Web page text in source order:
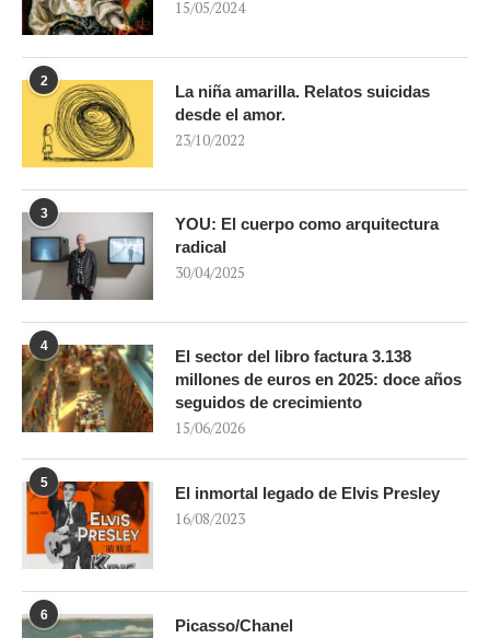
15/05/2024
2
La niña amarilla. Relatos suicidas
desde el amor.
23/10/2022
3
YOU: El cuerpo como arquitectura
radical
30/04/2025
4
El sector del libro factura 3.138
millones de euros en 2025: doce años
seguidos de crecimiento
15/06/2026
5
El inmortal legado de Elvis Presley
16/08/2023
6
Picasso/Chanel